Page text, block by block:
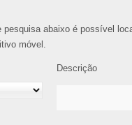
pesquisa abaixo é possível
móvel.
Descrição